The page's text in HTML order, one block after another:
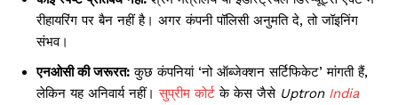
रीहायरिंग पर बैन नहीं है। अगर कंपनी पॉलिसी अनुमति दे, तो जॉइनिंग
संभव।
एनओसी की जरूरत: कुछ कंपनियां ‘नो ऑब्जेक्शन सर्टिफिकेट’ मांगती हैं,
लेकिन यह अनिवार्य नहीं।सुप्रीम कोर्ट के केस जैसे Uptron India